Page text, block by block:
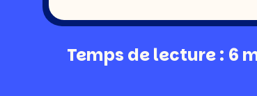
Temps de lecture : 6